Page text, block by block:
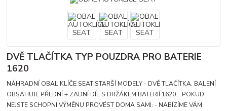
DVĚ TLAČÍTKA TYP POUZDRA PRO BATERIE
1620
NÁHRADNÍ OBAL KLÍČE SEAT STARŠÍ MODELY - DVĚ TLAČÍTKA. BALENÍ
OBSAHUJE PŘEDNÍ + ZADNÍ DÍL S DRŽÁKEM BATERIÍ 1620. POKUD
NEJSTE SCHOPNI VÝMĚNU PROVÉST DOMA SAMI: - NABÍZÍME VÁM